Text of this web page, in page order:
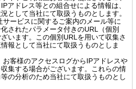
アドレス等との組合せによる情報は、
として当社にて取扱うものとします。
ービスに関するご案内のメール等に
されたパラメータ付きのURL（個別
います。この個別URLを用いて収集さ
報として当社にて取扱うものとしま
客様のアクセスログからIPアドレスや
集する場合がございます。これらの情
の分析のため当社にて取扱うものとし